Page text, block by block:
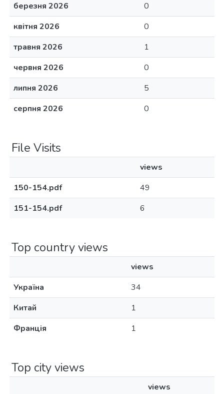
березня 2026
0
квітня 2026
0
травня 2026
1
червня 2026
0
липня 2026
5
серпня 2026
0
File Visits
views
150-154.pdf
49
151-154.pdf
6
Top country views
views
Україна
34
Китай
1
Франція
1
Top city views
views